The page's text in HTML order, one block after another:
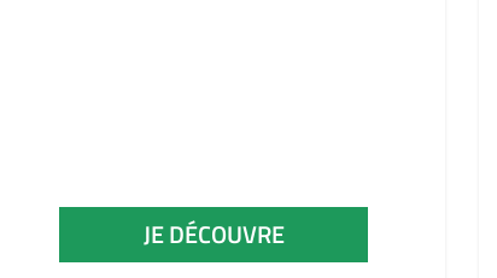
JE DÉCOUVRE